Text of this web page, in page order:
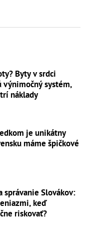
Byty v srdci
výnimočný systém,
náklady
je unikátny
máme špičkové
správanie Slovákov:
keď
riskovať?